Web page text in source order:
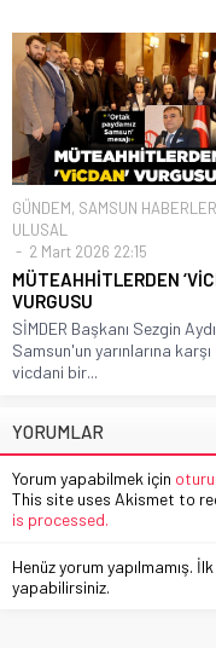
GÜNDEM, SAMSUN
ULUSAL
2 Mart 2026 22:15
MÜTEAHHİTLERDEN
VURGUSU
SİMDER Başkanı Sezgin
Samsun'un yarınlarına karşı
vicdani bir...
YORUMLAR
Yorum yapabilmek için
This site uses Akismet to
is processed.
Henüz yorum yapılmamış.
yapabilirsiniz.